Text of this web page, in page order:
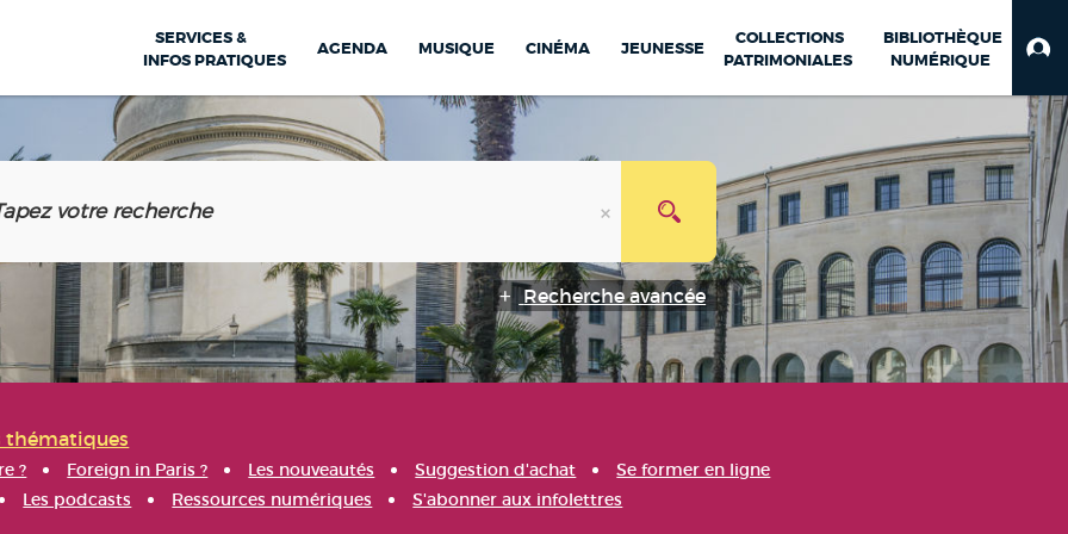
SERVICES &
INFOS PRATIQUES
AGENDA MUSIQUE CINÉMA JEUNESSE
COLLECTIONS
PATRIMONIALES
BIBLIOTHÈQUE
NUMÉRIQUE
Recherche avancée
thématiques
? Foreign in Paris ? Les nouveautés Suggestion d'achat
Se former en ligne
Les podcasts Ressources numériques S'abonner aux infolettres